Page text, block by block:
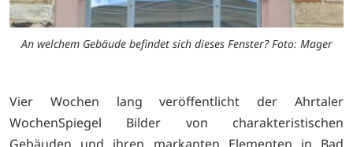
An welchem Gebäude befindet sich dieses Fenster? Foto: Mager
Vier Wochen lang veröffentlicht der Ahrtaler
WochenSpiegel Bilder von charakteristischen